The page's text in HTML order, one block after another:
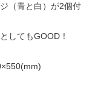
（青と白）が2個付
してもGOOD！